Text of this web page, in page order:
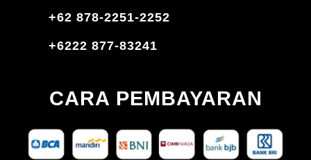
+62 878-2251-2252
+6222 877-83241
CARA PEMBAYARAN